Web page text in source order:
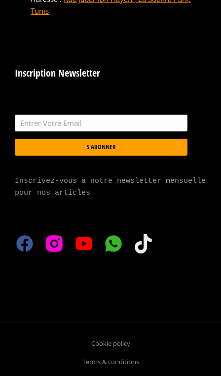
Tunis
Inscription Newsletter
S'ABONNER
Inscrivez-vous à notre newsletter mensuelle
pour nos articles
Cookie policy
Terms & conditions